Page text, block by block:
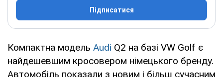
Підписатися
Компактна модель Audi Q2 на базі VW Golf є
найдешевшим кросовером німецького бренду.
Автомобіль показали з новим і більш сучасним